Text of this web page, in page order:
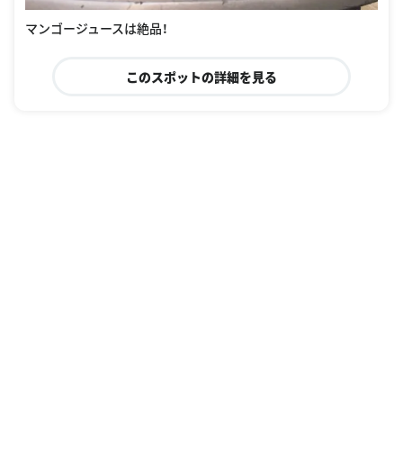
マンゴージュースは絶品！
このスポットの詳細を見る